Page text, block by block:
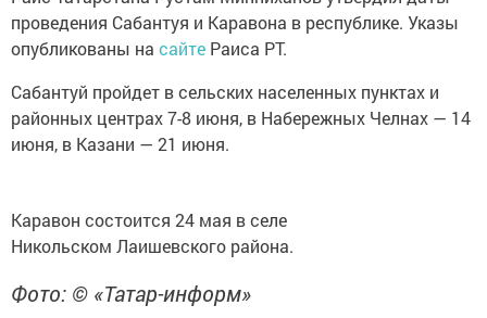
проведения Сабантуя и Каравона в республике. Указы
опубликованы на сайте Раиса РТ.
Сабантуй пройдет в сельских населенных пунктах и
районных центрах 7-8 июня, в Набережных Челнах — 14
июня, в Казани — 21 июня.
Каравон состоится 24 мая в селе
Никольском Лаишевского района.
Фото: © «Татар-информ»